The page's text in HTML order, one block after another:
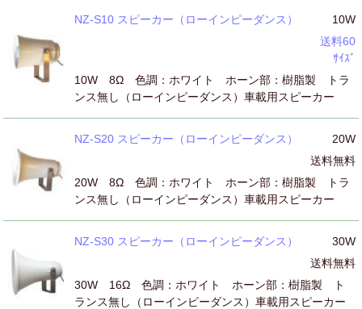
NZ-S10 スピーカー（ローインピーダンス）
10W
送料60
ｻｲｽﾞ
10W 8Ω 色調：ホワイト ホーン部：樹脂製 トラ
ンス無し（ローインピーダンス）車載用スピーカー
NZ-S20 スピーカー（ローインピーダンス）
20W
送料無料
20W 8Ω 色調：ホワイト ホーン部：樹脂製 トラ
ンス無し（ローインピーダンス）車載用スピーカー
NZ-S30 スピーカー（ローインピーダンス）
30W
送料無料
30W 16Ω 色調：ホワイト ホーン部：樹脂製 ト
ランス無し（ローインピーダンス）車載用スピーカー